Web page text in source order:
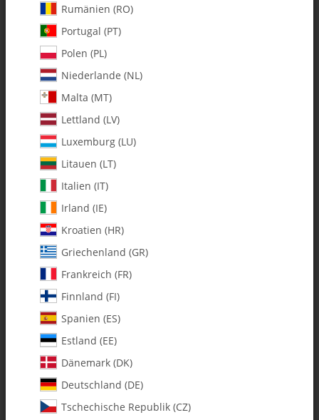
0636 m5 x 10 x 3 Open Flanged
Ball Bearing - Pack of 2
Artikelnummer:
Kategorie:Lager
Rumänien (RO)
Portugal (PT)
Polen (PL)
Niederlande (NL)
Malta (MT)
Lettland (LV)
Luxemburg (LU)
Litauen (LT)
Italien (IT)
Irland (IE)
Kroatien (HR)
Griechenland (GR)
Frankreich (FR)
Finnland (FI)
Spanien (ES)
Estland (EE)
Dänemark (DK)
Deutschland (DE)
Tschechische Republik (CZ)